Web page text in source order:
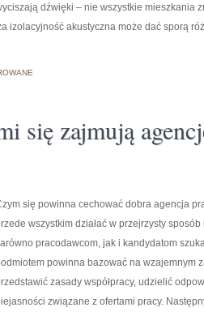
dźwięki – nie wszystkie mieszkania
izolacyjność akustyczna może dać sporą
się zajmują
się powinna cechować dobra agencja
wszystkim działać w przejrzysty
pracodawcom, jak i kandydatom
powinna bazować na wzajemnym
zasady współpracy, udzielić
związane z ofertami pracy.